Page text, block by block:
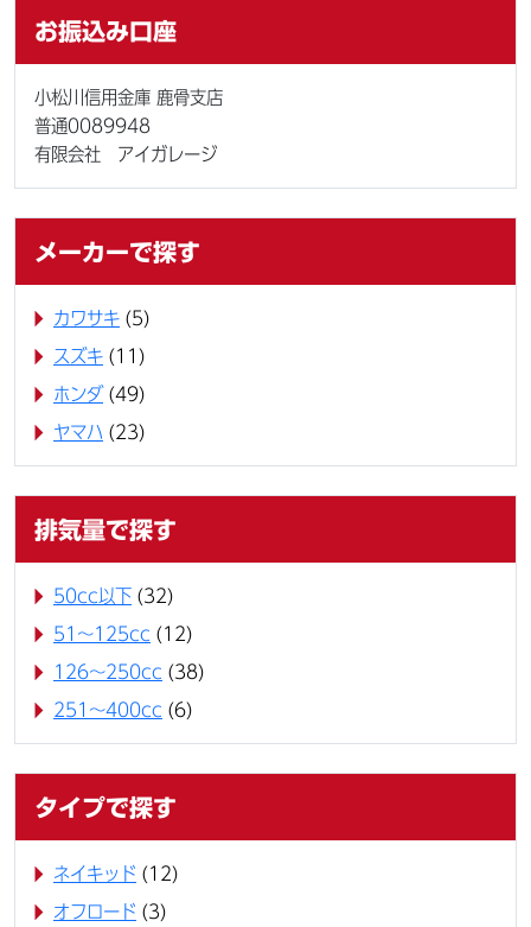
お振込み口座
小松川信用金庫 鹿骨支店
普通0089948
有限会社 アイガレージ
メーカーで探す
カワサキ (5)
スズキ (11)
ホンダ (49)
ヤマハ (23)
排気量で探す
50cc以下 (32)
51～125cc (12)
126～250cc (38)
251～400cc (6)
タイプで探す
ネイキッド (12)
オフロード (3)